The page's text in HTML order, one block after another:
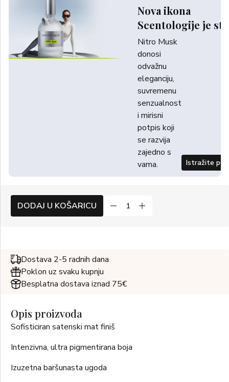
Nova ikona
Scentologije je
Nitro Musk
donosi
odvažnu
eleganciju,
suvremenu
senzualnost
i mirisni
potpis koji
se razvija
zajedno s
vama.
Istražite
DODAJ U KOŠARICU
Dostava 2-5 radnih dana
Poklon uz svaku kupnju
Besplatna dostava iznad 75€
Opis proizvoda
Sofisticiran satenski mat finiš
Intenzivna, ultra pigmentirana boja
Izuzetna baršunasta ugoda